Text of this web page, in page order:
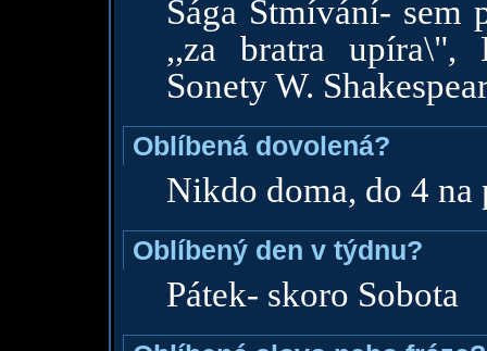
Sága Stmívání- sem
,,za bratra upíra\",
Sonety W.
Oblíbená dovolená?
Nikdo doma, do 4 na
Oblíbený den v týdnu?
Pátek- skoro Sobota